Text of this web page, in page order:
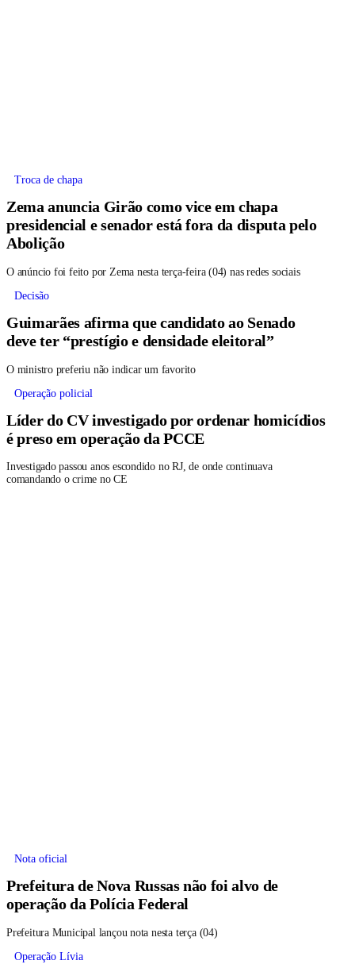
Troca de chapa
Zema anuncia Girão como vice em chapa
presidencial e senador está fora da disputa pelo
Abolição
O anúncio foi feito por Zema nesta terça-feira (04) nas redes sociais
Decisão
Guimarães afirma que candidato ao Senado
deve ter “prestígio e densidade eleitoral”
O ministro preferiu não indicar um favorito
Operação policial
Líder do CV investigado por ordenar homicídios
é preso em operação da PCCE
Investigado passou anos escondido no RJ, de onde continuava
comandando o crime no CE
Nota oficial
Prefeitura de Nova Russas não foi alvo de
operação da Polícia Federal
Prefeitura Municipal lançou nota nesta terça (04)
Operação Lívia